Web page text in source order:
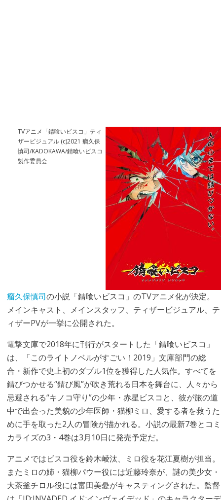
TVアニメ「錆喰いビスコ」ティ
ザービジュアル (c)2021 瘤久保
慎司/KADOKAWA/錆喰いビスコ
製作委員会
瘤久保慎司の小説「錆喰いビスコ」のTVアニメ化が決定。
メインキャスト、メインスタッフ、ティザービジュアル、テ
ィザーPVが一挙に公開された。
電撃文庫で2018年に刊行がスタートした「錆喰いビスコ」
は、「このライトノベルがすごい！2019」文庫部門の総
合・新作で史上初のダブル1位を獲得した人気作。すべてを
錆びつかせる“錆び風”が吹き荒れる日本を舞台に、人々から
忌避される“キノコ守り”の少年・赤星ビスコと、彼が旅の道
中で出会った美貌の少年医師・猫柳ミロ、愛する者を救うた
めに手を取った2人の冒険が描かれる。小説の最新7巻とコミ
カライズの3・4巻は3月10日に発売予定だ。
アニメではビスコ役を鈴木崚汰、ミロ役を花江夏樹が担当。
またミロの姉・猫柳パウー役には近藤玲奈が、謎の美少女・
大茶釜チロル役には富田美憂がキャスティングされた。監督